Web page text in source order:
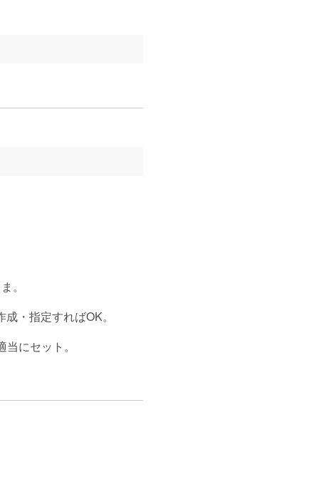
。
・指定すればOK。
にセット。